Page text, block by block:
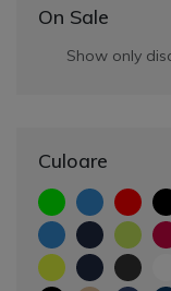
On Sale
Show only
Culoare